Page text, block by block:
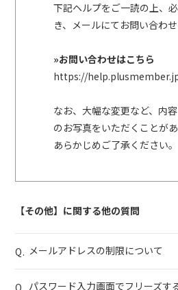
TOKIDO
KI
MOVIE AY
FUIUCH
E
ら
下記ヘルプをご一読の上、
き、メールにてお問い合わせ
»お問い合わせはこちら
https://
なお、大幅な変更など、内
のお写真をいただくことがあ
あらかじめご了承ください。
【その他】に関する他の質問
Q. メールアドレスの制限について
Q. パスワード入力画面でフリーズす